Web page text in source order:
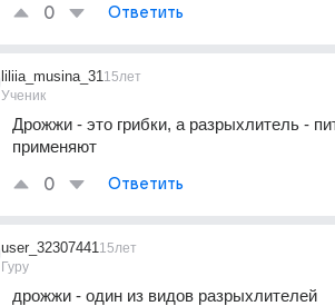
0 Ответить
liliia_musina_31
Ученик
15лет
Дрожжи - это грибки, а разрыхлитель -
применяют
0 Ответить
user_32307441
Гуру
15лет
дрожжи - один из видов разрыхлителей